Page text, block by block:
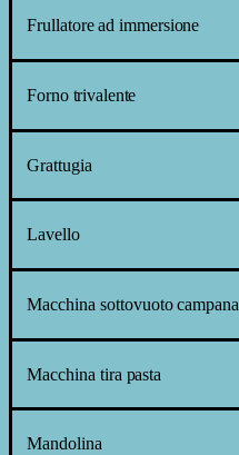
Frullatore adimmersione
Forno trivalente
Grattugia
Lavello
Macchina sottovuoto campana
Macchina tira pasta
Mandolina